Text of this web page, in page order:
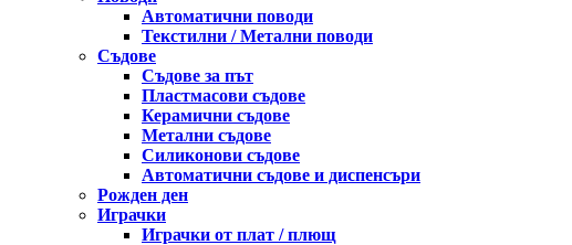
Автоматични поводи
Текстилни / Метални поводи
Съдове
Съдове за път
Пластмасови съдове
Керамични съдове
Метални съдове
Силиконови съдове
Автоматични съдове и диспенсъри
Рожден ден
Играчки
Играчки от плат / плющ